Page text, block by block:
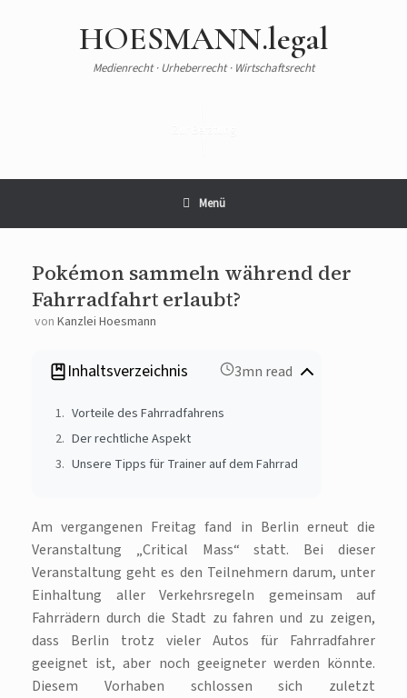
HOESMANN.legal
Medienrecht · Urheberrecht · Wirtschaftsrecht
Menü
Pokémon sammeln während der
Fahrradfahrt erlaubt?
von Kanzlei Hoesmann
Inhaltsverzeichnis 3mn read
Vorteile des Fahrradfahrens
Der rechtliche Aspekt
Unsere Tipps für Trainer auf dem Fahrrad
Am vergangenen Freitag fand in Berlin erneut die
Veranstaltung „Critical Mass“ statt. Bei dieser
Veranstaltung geht es den Teilnehmern darum, unter
Einhaltung aller Verkehrsregeln gemeinsam auf
Fahrrädern durch die Stadt zu fahren und zu zeigen,
dass Berlin trotz vieler Autos für Fahrradfahrer
geeignet ist, aber noch geeigneter werden könnte.
Diesem Vorhaben schlossen sich zuletzt